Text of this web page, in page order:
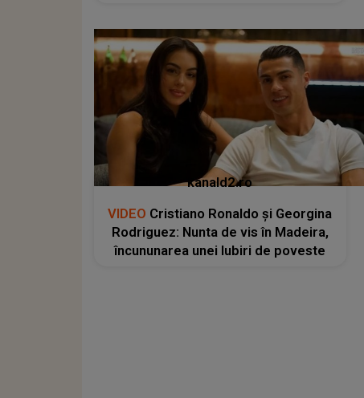
kanald2.ro
VIDEO Cristiano Ronaldo și Georgina
Rodriguez: Nunta de vis în Madeira,
încununarea unei Iubiri de poveste